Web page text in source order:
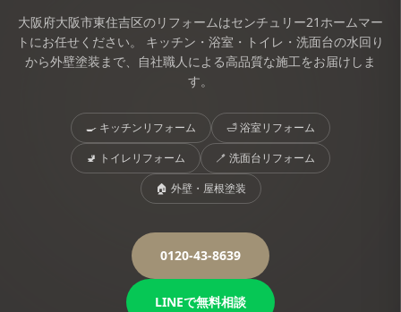
大阪府大阪市東住吉区のリフォームはセンチュリー21ホームマー
トにお任せください。 キッチン・浴室・トイレ・洗面台の水回り
から外壁塗装まで、自社職人による高品質な施工をお届けしま
す。
🍳 キッチンリフォーム 🛁浴室リフォーム
🚽 トイレリフォーム 🪥 洗面台リフォーム
🏠 外壁・屋根塗装
0120-43-8639
LINEで無料相談